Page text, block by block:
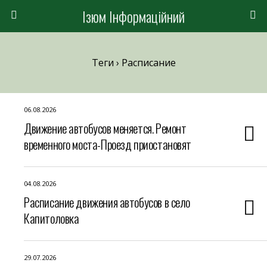
Ізюм Інформаційний
Теги › Расписание
06.08.2026
Движение автобусов меняется. Ремонт
временного моста-Проезд приостановят
04.08.2026
Расписание движения автобусов в село
Капитоловка
29.07.2026